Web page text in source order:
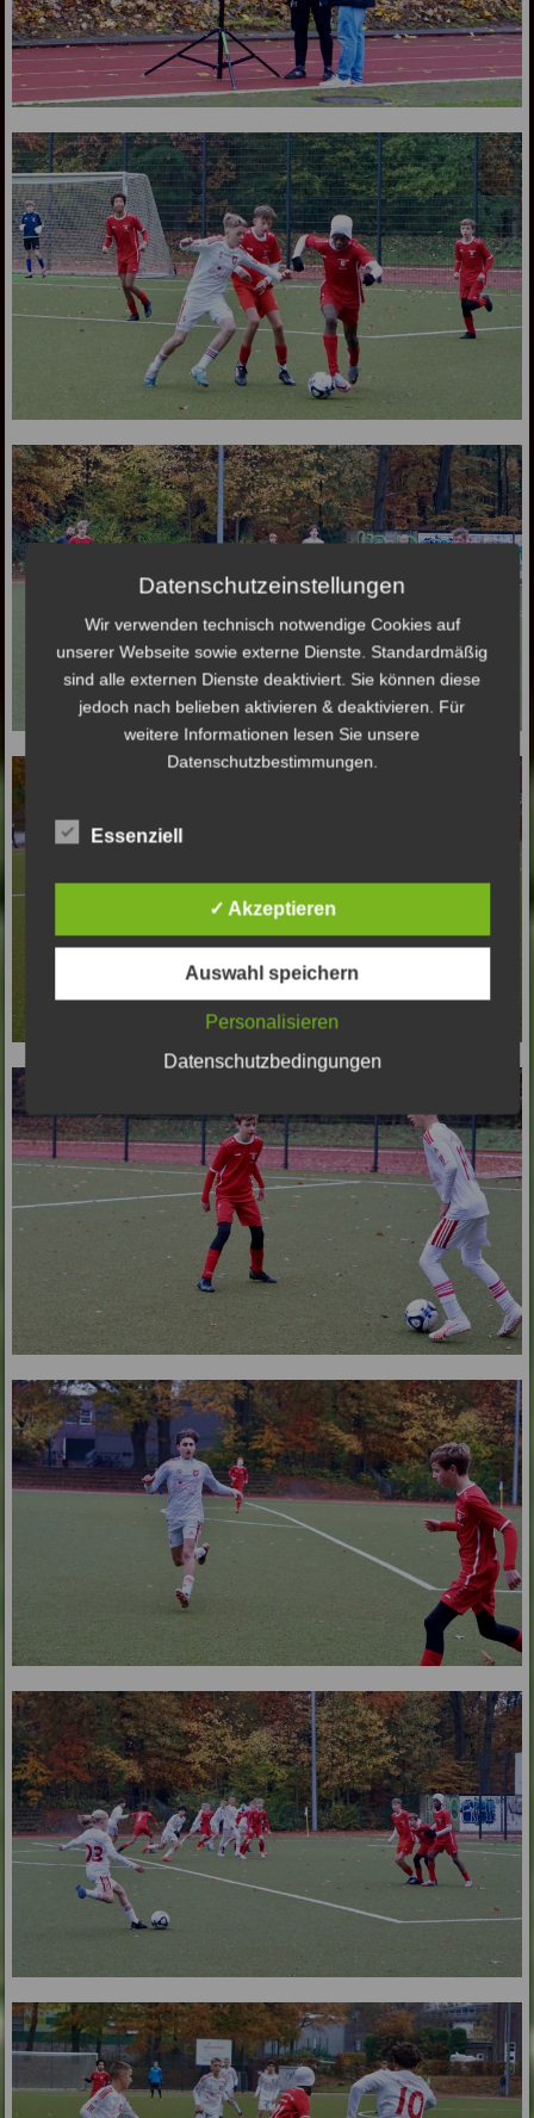
Datenschutzeinstellungen
Wir verwenden technisch notwendige Cookies auf
unserer Webseite sowie externe Dienste. Standardmäßig
sind alle externen Dienste deaktiviert. Sie können diese
jedoch nach belieben aktivieren & deaktivieren. Für
weitere Informationen lesen Sie unsere
Datenschutzbestimmungen.
Essenziell
✓ Akzeptieren
Auswahl speichern
Personalisieren
Datenschutzbedingungen